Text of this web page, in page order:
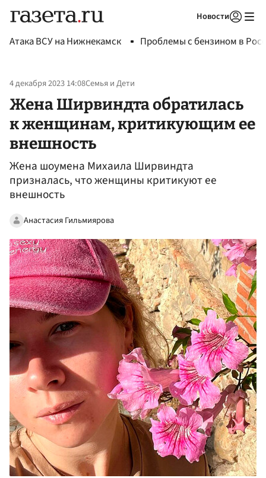
Новости
Атака ВСУ на Нижнекамск Проблемы с бензином в
4 декабря 2023 14:08Семья и Дети
Жена Ширвиндта обратилась
к женщинам, критикующим ее
внешность
Жена шоумена Михаила Ширвиндта
призналась, что женщины критикуют ее
внешность
Анастасия Гильмиярова